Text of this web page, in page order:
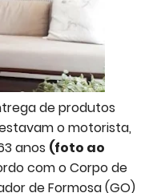
de produtos
o motorista,
anos (foto ao
com o Corpo de
de Formosa (GO)